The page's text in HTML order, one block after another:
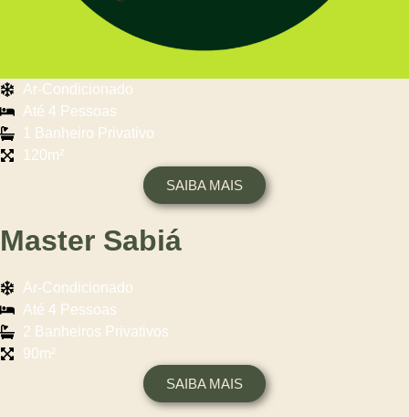
Ar-Condicionado
Até 4 Pessoas
1 Banheiro Privativo
120m²
SAIBA MAIS
Master Sabiá
Ar-Condicionado
Até 4 Pessoas
2 Banheiros Privativos
90m²
SAIBA MAIS